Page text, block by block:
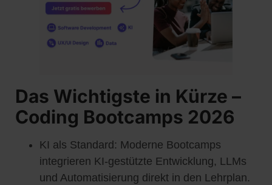
Das Wichtigste in Kürze –
Coding Bootcamps 2026
KI als Standard: Moderne Bootcamps
integrieren KI-gestützte Entwicklung, LLMs
und Automatisierung direkt in den Lehrplan.